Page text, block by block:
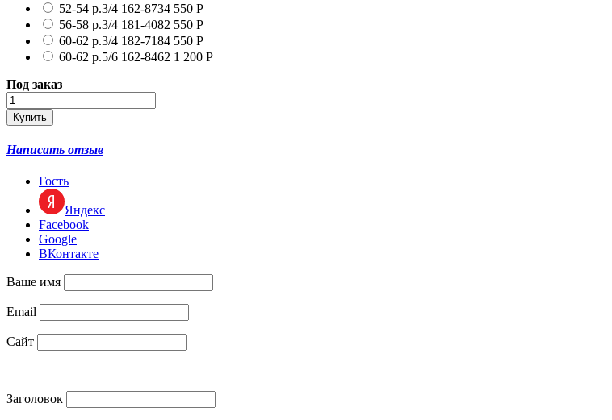
52-54 р.3/4 162-8734 550 Р
56-58 р.3/4 181-4082 550 Р
60-62 р.3/4 182-7184 550 Р
60-62 р.5/6 162-8462 1 200 Р
Под заказ
Написать отзыв
Гость
Яндекс
Facebook
Google
ВКонтакте
Ваше имя
Email
Сайт
Заголовок